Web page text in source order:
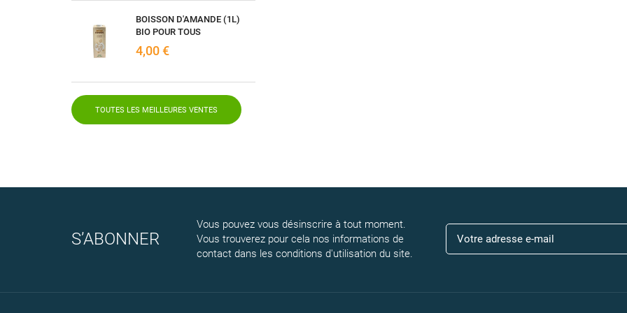
BOISSON D'AMANDE (1L)
BIO POUR TOUS
4,00 €
TOUTES LES MEILLEURES VENTES
S’ABONNER
Vous pouvez vous désinscrire à tout moment.
Vous trouverez pour cela nos informations de
contact dans les conditions d'utilisation du site.